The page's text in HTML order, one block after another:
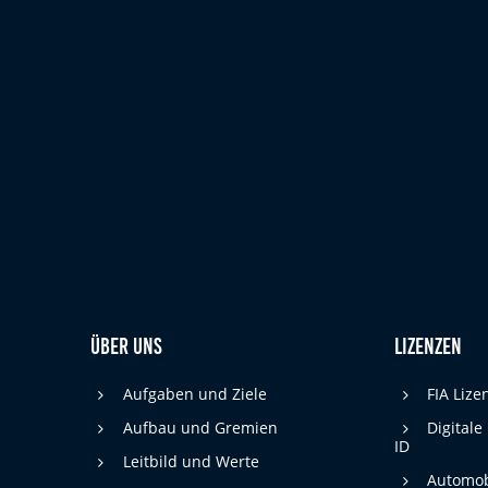
Über uns
Aufgaben und Ziele
Aufbau und Gremien
Leitbild und Werte
Lizenzen
FIA
Digitale
ID
Google Analytics
Anbieter: Google LLC
Diese Cookies dienen zur Erhebung von